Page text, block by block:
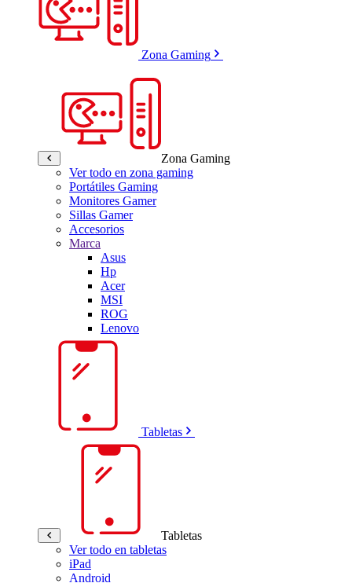
Zona Gaming
Zona Gaming
Ver todo en zona gaming
Portátiles Gaming
Monitores Gamer
Sillas Gamer
Accesorios
Marca
Asus
Hp
Acer
MSI
ROG
Lenovo
Tabletas
Tabletas
Ver todo en tabletas
iPad
Android